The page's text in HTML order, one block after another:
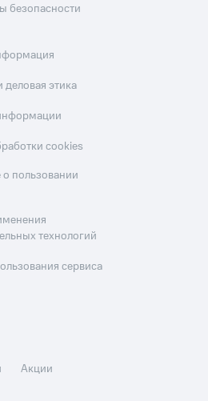
безопасности
этика
cookies
пользовании
технологий
сервиса
Акции